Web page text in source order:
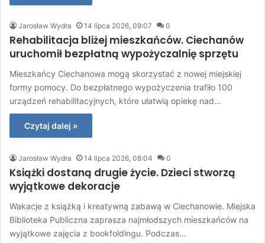
Jarosław Wydra 14 lipca 2026, 09:07 0
Rehabilitacja bliżej mieszkańców. Ciechanów
uruchomił bezpłatną wypożyczalnię sprzętu
Mieszkańcy Ciechanowa mogą skorzystać z nowej miejskiej
formy pomocy. Do bezpłatnego wypożyczenia trafiło 100
urządzeń rehabilitacyjnych, które ułatwią opiekę nad…
Czytaj dalej »
Jarosław Wydra 14 lipca 2026, 08:04 0
Książki dostaną drugie życie. Dzieci stworzą
wyjątkowe dekoracje
Wakacje z książką i kreatywną zabawą w Ciechanowie. Miejska
Biblioteka Publiczna zaprasza najmłodszych mieszkańców na
wyjątkowe zajęcia z bookfoldingu. Podczas…